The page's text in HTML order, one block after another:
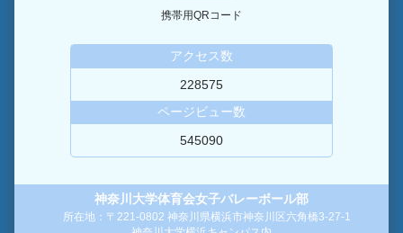
携帯用QRコード
アクセス数
228575
ページビュー数
545090
神奈川大学体育会女子バレーボール部
所在地：〒221-0802 神奈川県横浜市神奈川区六角橋3-27-1